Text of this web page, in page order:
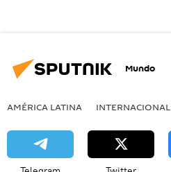
Mundo
AMÉRICA LATINA INTERNACIONAL